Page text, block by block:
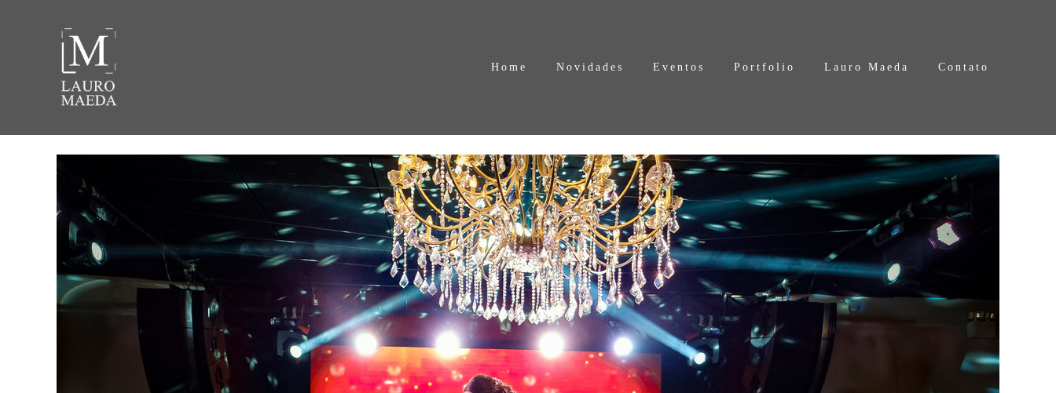
Home Novidades Eventos Portfolio Lauro Maeda Contato